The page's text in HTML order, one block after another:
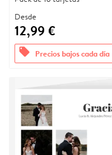
Desde
12,99 €
offers Precios bajos cada día